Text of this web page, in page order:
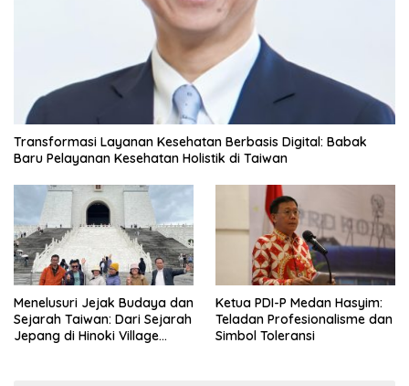
Transformasi Layanan Kesehatan Berbasis Digital: Babak
Baru Pelayanan Kesehatan Holistik di Taiwan
Menelusuri Jejak Budaya dan
Sejarah Taiwan: Dari Sejarah
Jepang di Hinoki Village
Ketua PDI-P Medan Hasyim:
Teladan Profesionalisme dan
Simbol Toleransi